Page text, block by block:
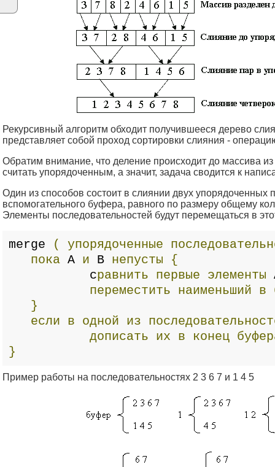
Рекурсивный алгоритм обходит получившееся дерево
представляет собой проход сортировки слияния -
Обратим внимание, что деление происходит до массива
считать упорядоченным, а значит, задача сводится к
Один из способов состоит в слиянии двух упорядоченных
вспомогательного буфера, равного по размеру общему
Элементы последовательностей будут перемещаться в
merge ( упорядоченные
пока A и B непусты
{
cравнить первые элементы
переместить
наименьший в
}
если
в одной из
дописать
их в конец
}
Пример работы на последовательностях 2 3 6 7 и 1 4 5